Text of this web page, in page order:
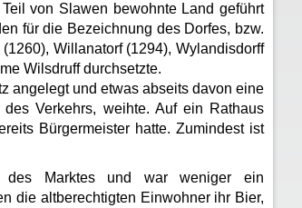
von Slawen bewohnte Land geführt
für die Bezeichnung des Dorfes, bzw.
Willanatorf (1294), Wylandisdorff
Wilsdruff durchsetzte.
angelegt und etwas abseits davon eine
Verkehrs, weihte. Auf ein Rathaus
Bürgermeister hatte. Zumindest ist
Marktes und war weniger ein
die altberechtigten Einwohner ihr Bier,